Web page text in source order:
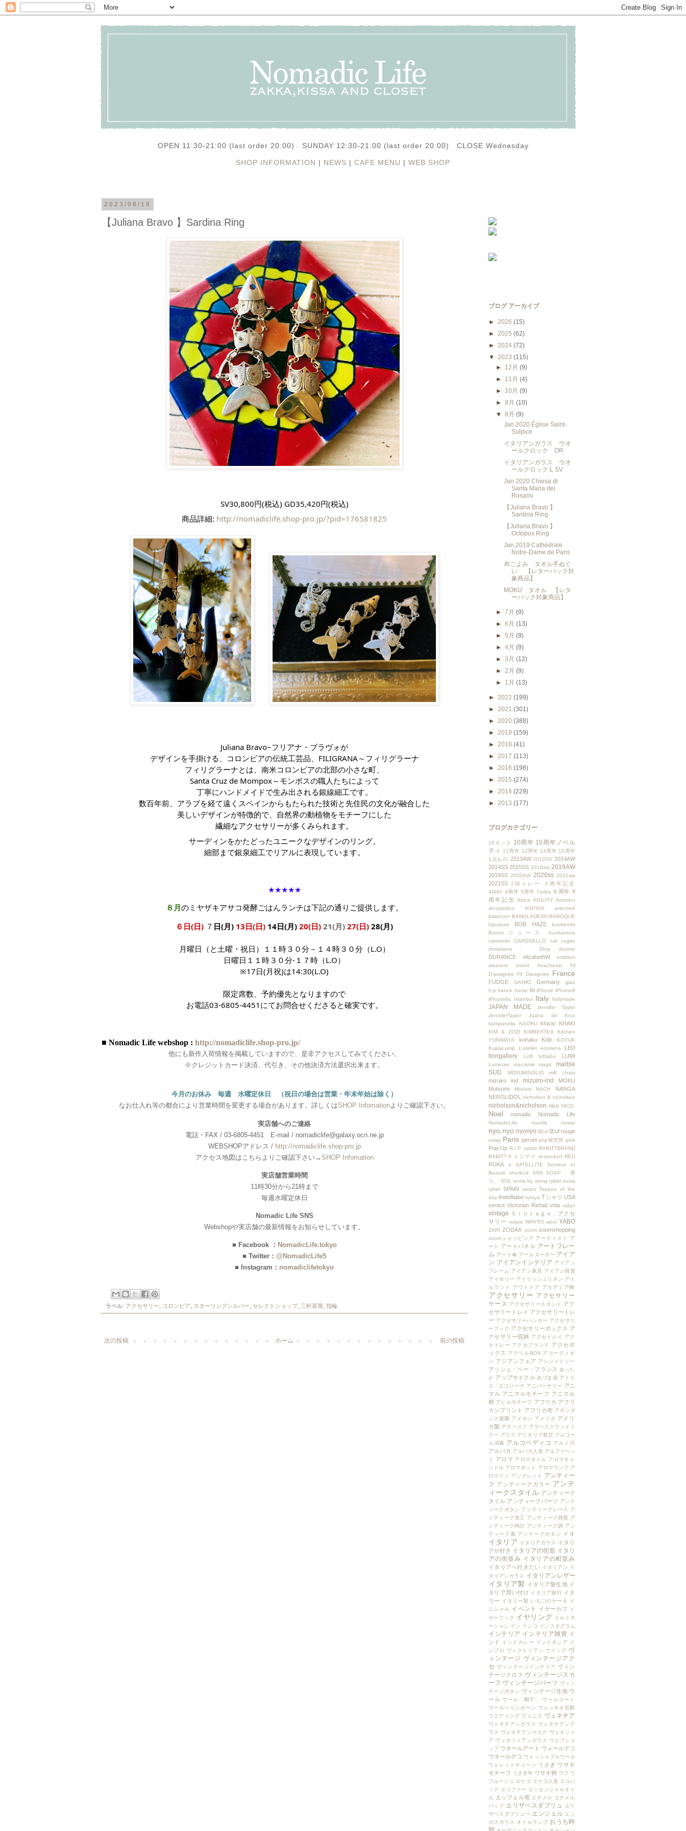
OPEN 11:30-21:00 (last order 20:00) SUNDAY 12:30-21:00 (last order 20:00) CLOSE Wednesday
SHOP INFORMATION | NEWS | CAFE MENU | WEB SHOP
2023/08/19
【Juliana Bravo 】Sardina Ring
SV30,800円(税込) GD35,420円(税込)
商品詳細: http://nomadiclife.shop-pro.jp/?pid=176581825
Juliana Bravo~フリアナ・ブラヴォが
デザインを手掛ける、コロンビアの伝統工芸品、FILIGRANA～フィリグラーナ
フィリグラーナとは、南米コロンビアの北部の小さな町、
Santa Cruz de Mompox～モンポスの職人たちによって
丁寧にハンドメイドで生み出される銀線細工です。
数百年前、アラブを経て遠くスペインからもたられた技術と先住民の文化が融合した
美しいデザインが特徴的で、自然界の動植物をモチーフにした
繊細なアクセサリーが多くみられます。
サーディンをかたどったユニークなデザインのリング。
細部まで銀泉細工でリアルに表現しています。
★★★★★
８月 のミヤザキアサコ発酵ごはんランチは下記の通りご提供します。
６日(日) ７ 日(月) 13日(日) 14日(月) 20(日) 21(月) 27(日) 28(月)
月曜日（と土曜・祝日）１１時３０分－１４時３０分（L.O）
日曜日１１時３０分-１７時 （L.O）
※17日(月祝)は14:30(L.O)
限定席数、予約優先となりますので
お電話03-6805-4451にてお問合せくださると確実です。
■ Nomadic Life webshop : http://nomadiclife.shop-pro.jp/
他にも新作入荷情報を掲載していますので、是非アクセスしてみてください。
※クレジットカード決済、代引き、その他決済方法選択出来ます。
今月のお休み 毎週 水曜定休日 （祝日の場合は営業・年末年始は除く）
なお仕入れ等の都合により営業時間を変更する場合があります。詳しくはSHOP Infomationよりご確認下さい。
実店舗へのご連絡
電話・FAX / 03-6805-4451 E-mail / nomadiclife@galaxy.ocn.ne.jp
WEBSHOPアドレス / http://nomadiclife.shop-pro.jp
アクセス地図はこちらよりご確認下さい→ SHOP Infomation
実店舗営業時間
11時30分から21時まで
毎週水曜定休日
Nomadic Life SNS
Webshopや実店舗の最新情報をお知らせしています。
■ Facebook ： NomadicLife.tokyo
■ Twitter： @NomadicLife5
■ Instagram： nomadiclifetokyo
ラベル: アクセサリー コロンビア スターリングシルバー セレクトショップ, 三軒茶屋 指輪
次の投稿 前の投稿
ホーム
ブログ アーカイブ
► 2026 (15)
► 2025 (62)
► 2024 (72)
▼ 2023 (115)
► 12月(9)
► 11月(4)
► 10月(9)
►9月(10)
▼8月(9)
Jan.2020 Église Saint-
Sulpice
イタリアンガラス ウオ
ールクロック OR
イタリアンガラス ウオ
ールクロック L SV
Jan.2020 Chiesa di
Santa Maria del
Rosario
【Juliana Bravo 】
Sardina Ring
【Juliana Bravo 】
Octopus Ring
Jan.2019 Cathédrale
Notre-Dame de Paris
布ごよみ タオル手ぬぐ
い 【レターパック対
象商品】
MOKU タオル 【レタ
ーパック対象商品】
►7月(9)
►6月(13)
►5月(9)
►4月(9)
►3月(12)
►2月(9)
► 1月(13)
► 2022 (199)
► 2021 (301)
► 2020 (388)
► 2019 (159)
► 2018 (41)
► 2017 (113)
► 2016 (198)
► 2015 (274)
► 2014 (229)
► 2013 (177)
ブログカテゴリー
10オンス 10周年 10周年ノベル
ティ
11周年 12周年 14周年 15周年
1点もの 2013AW 2013SS 2014AW
2014SS 2015SS 2018aw 2019AW
2019SS 2020AW 2020ss 2021aw
2021SS 2段トレー
３周年記念
4WAY 4周年 5周年 7rules ９周年 9
周年記念
Africa AGILITY Amorino
arcopedico
ASPIGA
avecmoi!
balance+ BANGLADESH BAROQUE
bijouluxe
BOB HAZE
bookends
Booonジュース
bunkamura
camonde
CAROSELLO cat
cogito
drmartens、
Drop duomo
DURANCE elizabethW
emblem
weavers
event feracheval
Fil
D'araignee
Fil Daragnee France
FUDGE GAIMO Germany
glaz
h.p.france horse io iPhone iPhone6
iPhone6s
İstanbul Italy Italymade
JAPAN MADE
Jennifer Taylor
JenniferTaylor
Juana de Arco
kampanella
KAORU kha:ki KHAKI
KIM & ZOZI KIMBERTEX
Kitchen
YURIMAYA
kohaku Köln
KOYUK
KujiraLamp
L'atelier ecoriena LED
liongallery Loft loftlabo LUMI
Luminarc macramé magic
marble
SUD
MIDIUMISOLID mill chats
mizuiro ind mizuiro-ind
MOKU
Mutsumi
Mutumi NACH
NANGA
NEROLIDOL
nicholson & nicholson
nicholson&nicholson nico NICO.
Noel nomadic Nomadic Life
NomadicLife noodle nowar
nyo.nyo nyonyo Œuf Œuf rouge
orsay Paris peroni php研究所 pink
Pop-Up R.I.P rabbit RABITTBRAND
RABITTチェンマイ
re-product RED
RUKA s SATELLITE
Senteur et
Beaute
sherlock SNS
SOAP、香
り、
SOL sonia by sonia rykiel sonia
rykiel SPAIN tanico Teepee of the
day theloftlabo tutaya Tシャツ USA
venice Victorian Rehab vida vida+
vintage Ｖｉｎｔａｇｅ，アクセ
サリー volare WHYTO wool YABO
ZARI ZODAX zoom zoomshopping
zoomショッピング アーティスト
ア
ート
アートパネル アートフレー
ム アート傘 アールヌーボー アイア
ン アイアンインテリア アイアン
フレーム アイアン家具 アイアン雑貨
アイボリー アイリッシュリネン アイ
ルランド
アウトドア アカデミア橋
アクセサリー アクセサリー
ケース アクセサリースタンド アク
セサリートレイ アクセサリートレ
ー アクセサリーハンガー アクセサリ
ーフック アクセサリーボックス ア
クセサリー収納 アクセトレイ
アク
セトレー アクセブランド アクセボ
ックス
アクリルBOX アコーディオ
ン アジアンフェア アシンメトリー
アッシュ・ペー・フランス
あった
か アップサイクル あづま袋 アトリ
エ・エコリーナ アニバーサリー アニ
マル アニマルモチーフ アニマル
柄 アヒルモチーフ アフリカ アフリ
カンプリント アフリカ布 アボンダ
ンス庭園
アメカジ アメリカ アメリ
カ製 アラベスク アラベスクウッドミ
ラー アリス アリタリア航空 アルコー
ル消毒 アルコペディコ アルノ川
アルパカ アルパカ人形 アルファベッ
ト
アロマ アロマオイル アロマキャ
ンドル アロマポット アロマランプ ア
ロマリン アンクレット
アンティー
ク アンティークカラー アンテ
ィークスタイル アンティーク
タイル アンティークパーツ アンテ
ィークボタン アンティークレース
ア
ンティーク加工 アンティーク雑貨 ア
ンティーク時計 アンティーク調 アン
ティーク風
アンテークボタン イオ
イタリア イタリアガラス
イタリ
アが好き イタリアの街並 イタリ
アの街並み イタリアの町並み
イタリアへ行きたい イタリアン イ
タリアンガラス
イタリアンレザー
イタリア製 イタリア製生地 イ
タリア買い付け イタリア旅行 イタ
リー イタリー製 いちごのケーキ イ
ニシャル イベント イヤーカフ イ
ヤーフック イヤリング イルミネ
ーション イン インコ インスタグラム
インテリア インテリア雑貨 イ
ンド インドカレー インドネシア イ
ンプロ
ヴィクトリアン ウイング ヴ
ィンテージ ヴィンテージアク
セ ヴィンテージインテリア ヴィン
テージクロス ヴィンテージスカ
ーフ ヴィンテージパーツ ヴィン
テージボタン ヴィンテージ生地 ウ
ール ウール、帽子、
ウールコート
ウールヘリンボーン ヴェッキオ宮殿
ウエディング ヴェニス ヴェネチア
ヴェネチアンガラス
ヴェネチアング
ラス
ヴェネチアンマスク
ヴェネツィ
ア ヴェネツィアンガラス
ウエブショ
ップ ウオールアート ウォールデコ
ウオールデコ ウォッシャブルウール
ウォレットチェーン うさぎ ウサギ
モチーフ うさぎ年 ウサギ柄 ウフ ウ
フルージュ
エケコ エケコ人形 エコバ
ック
エコファー エッセンシャルオイ
ル エッフェル塔 エナメル エナメル
バック エリザベスダブリュ
エリ
ザベスダブリュー エンジェル エン
ボスガラス
オイルランプ おうち時